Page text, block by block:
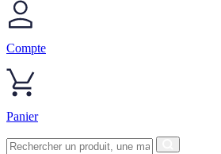
Compte
Panier